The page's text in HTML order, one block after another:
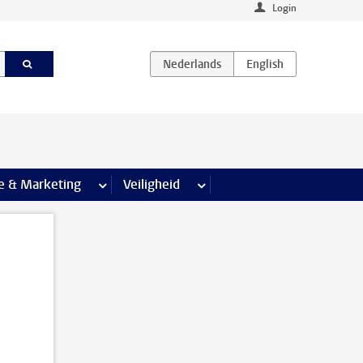
Login
& Marketing meer Communicatie & Marketing pagina’s
Veiligheid meer Veiligheid pagina’s